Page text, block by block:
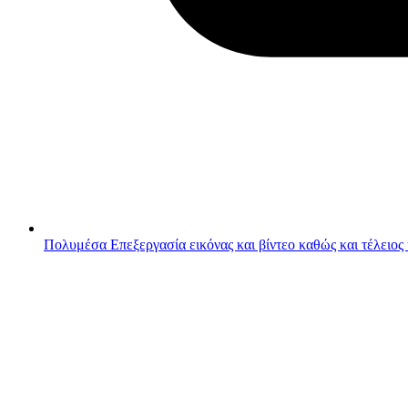
Πολυμέσα Επεξεργασία εικόνας και βίντεο καθώς και τέλειος